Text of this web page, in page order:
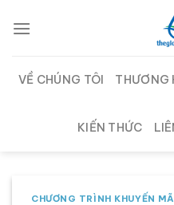
đến
dung
VỀ CHÚNG TÔI THƯƠNG
KIẾN THỨC
CHƯƠNG TRÌNH KHUYẾN